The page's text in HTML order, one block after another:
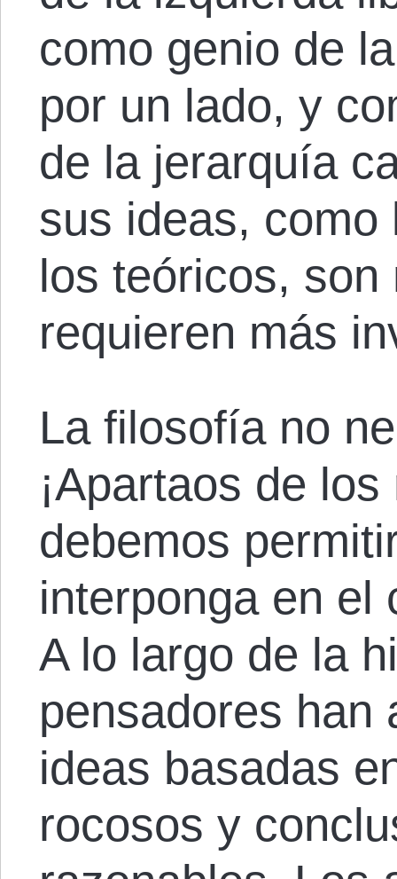
como genio de
por un lado, y
de la jerarquía
sus ideas,
los teóricos, son
requieren más
La filosofía no
¡Apartaos de
debemos
interponga en el
A lo largo de la
pensadores han
ideas basadas
rocosos y